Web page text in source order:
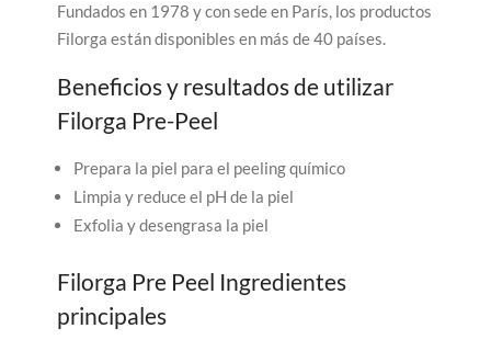
Fundados en 1978 y con sede en París, los productos
Filorga están disponibles en más de 40 países.
Beneficios y resultados de utilizar
Filorga Pre-Peel
Prepara la piel para el peeling químico
Limpia y reduce el pH de la piel
Exfolia y desengrasa la piel
Filorga Pre Peel Ingredientes
principales